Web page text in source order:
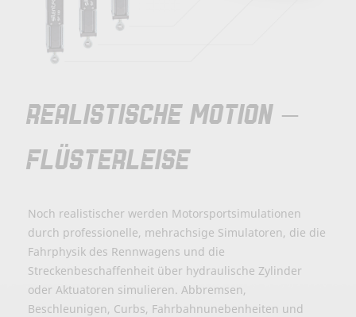
REALISTISCHE MOTION –
FLÜSTERLEISE
Noch realistischer werden Motorsportsimulationen
durch professionelle, mehrachsige Simulatoren, die die
Fahrphysik des Rennwagens und die
Streckenbeschaffenheit über hydraulische Zylinder
oder Aktuatoren simulieren. Abbremsen,
Beschleunigen, Curbs, Fahrbahnunebenheiten und